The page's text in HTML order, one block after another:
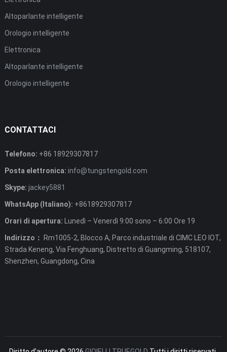
Altoparlante intelligente
Orologio intelligente
Elettronica
Altoparlante intelligente
Orologio intelligente
CONTATTACI
Telefono: +86 18929307817
Posta elettronica: info@tungstengold.com
Skype: jackey5881
WhatsApp (Italiano): +8618929307817
Orari di apertura: Lunedì – Venerdì 9:00 sono – 6:00 Ore 19
Indirizzo：
Rm1005-2, Blocco A, Parco industriale di CIMC LEO IOT,
Strada Keneng, Via Fenghuang, Distretto di Guangming, 518107,
Shenzhen, Guangdong, Cina